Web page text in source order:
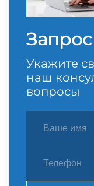
Укажите
наш
вопросы